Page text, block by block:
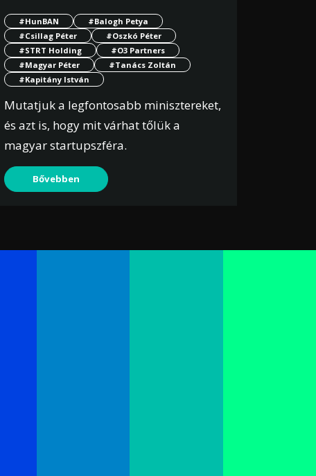
#HunBAN
#Balogh Petya
#Csillag Péter
#Oszkó Péter
#STRT Holding
#O3 Partners
#Magyar Péter
#Tanács Zoltán
#Kapitány István
Mutatjuk a legfontosabb minisztereket,
és azt is, hogy mit várhat tőlük a
magyar startupszféra.
Bővebben